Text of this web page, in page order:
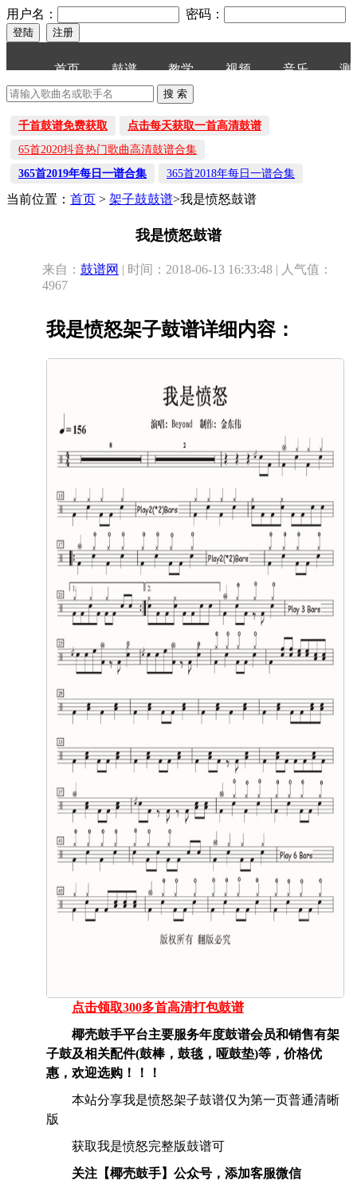
用户名： 密码：
首页 鼓谱 教学 视频 音乐 测
千首鼓谱免费获取
点击每天获取一首高清鼓谱
65首2020抖音热门歌曲高清鼓谱合集
365首2019年每日一谱合集
365首2018年每日一谱合集
当前位置： 首页 > 架子鼓鼓谱>我是愤怒鼓谱
我是愤怒鼓谱
来自： 鼓谱网 | 时间：2018-06-13 16:33:48 | 人气值：
4967
我是愤怒架子鼓谱详细内容：
点击领取300多首高清打包鼓谱
椰壳鼓手平台主要服务年度鼓谱会员和销售有架
子鼓及相关配件(鼓棒，鼓毯，哑鼓垫)等，价格优
惠，欢迎选购！！！
本站分享我是愤怒架子鼓谱仅为第一页普通清晰
版
获取我是愤怒完整版鼓谱可
关注【椰壳鼓手】公众号，添加客服微信